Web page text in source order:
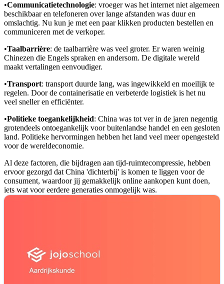
•Communicatietechnologie: vroeger was het internet niet algemeen
beschikbaar en telefoneren over lange afstanden was duur en
omslachtig. Nu kun je met een paar klikken producten bestellen en
communiceren met de verkoper.
•Taalbarrière: de taalbarrière was veel groter. Er waren weinig
Chinezen die Engels spraken en andersom. De digitale wereld
maakt vertalingen eenvoudiger.
•Transport: transport duurde lang, was ingewikkeld en moeilijk te
regelen. Door de containerisatie en verbeterde logistiek is het nu
veel sneller en efficiënter.
•Politieke toegankelijkheid: China was tot ver in de jaren negentig
grotendeels ontoegankelijk voor buitenlandse handel en een gesloten
land. Politieke hervormingen hebben het land veel meer opengesteld
voor de wereldeconomie.
Al deze factoren, die bijdragen aan tijd-ruimtecompressie, hebben
ervoor gezorgd dat China 'dichterbij' is komen te liggen voor de
consument, waardoor jij gemakkelijk online aankopen kunt doen,
iets wat voor eerdere generaties onmogelijk was.